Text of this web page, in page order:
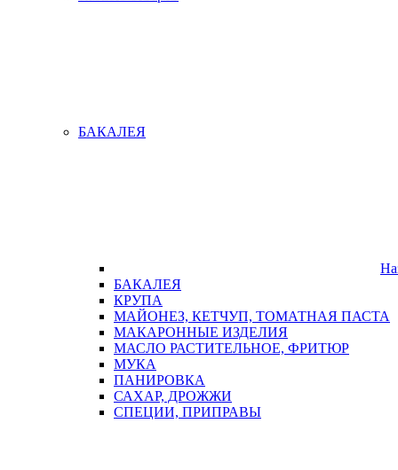
БАКАЛЕЯ
БАКАЛЕЯ
КРУПА
МАЙОНЕЗ, КЕТЧУП, ТОМАТНАЯ ПАСТА
МАКАРОННЫЕ ИЗДЕЛИЯ
МАСЛО РАСТИТЕЛЬНОЕ, ФРИТЮР
МУКА
ПАНИРОВКА
САХАР, ДРОЖЖИ
СПЕЦИИ, ПРИПРАВЫ